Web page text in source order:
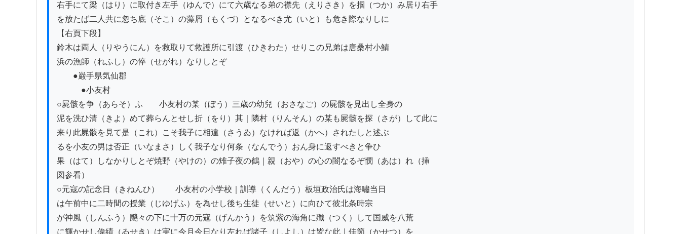
右手にて梁（はり）に取付き左手（ゆんで）にて六歳なる弟の襟先（えりさき）を掴（つか）み居り右手
を放たば二人共に忽ち底（そこ）の藻屑（もくづ）となるべき尤（いと）も危き際なりしに
【右頁下段】
鈴木は両人（りやうにん）を救取りて救護所に引渡（ひきわた）せりこの兄弟は唐桑村小鯖
浜の漁師（れふし）の悴（せがれ）なりしとぞ
●巌手県気仙郡
●小友村
○屍骸を争（あらそ）ふ　　小友村の某（ぼう）三歳の幼兒（おさなご）の屍骸を見出し全身の
泥を洗ひ清（きよ）めて葬らんとせし折（をり）其｜隣村（りんそん）の某も屍骸を探（さが）して此に
来り此屍骸を見て是（これ）こそ我子に相違（さうゐ）なければ返（かへ）されたしと述ぶ
るを小友の男は否正（いなまさ）しく我子なり何条（なんでう）おん身に返すべきと争ひ
果（はて）しなかりしとぞ焼野（やけの）の雉子夜の鶴｜親（おや）の心の闇なるぞ憫（あは）れ（挿
図参看）
○元寇の記念日（きねんひ）　　小友村の小学校｜訓導（くんだう）板垣政治氏は海嘯当日
は午前中に二時間の授業（じゆげふ）を為せし後ち生徒（せいと）に向ひて彼北条時宗
が神風（しんふう）飈々の下に十万の元寇（げんかう）を筑紫の海角に殲（つく）して国威を八荒
に輝かせし偉績（ゐせき）は実に今月今日なり左れば諸子（しよし）は皆な此｜佳節（かせつ）を